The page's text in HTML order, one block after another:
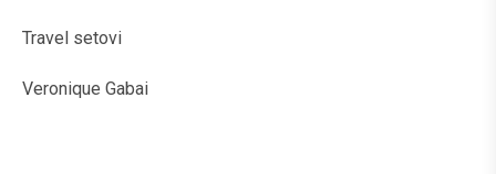
Travel setovi
Veronique Gabai